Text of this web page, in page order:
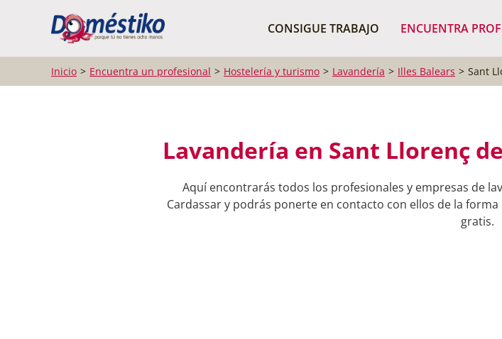
CONSIGUE TRABAJO ENCUENTRA
Inicio Encuentra un profesional Hostelería y turismo Lavandería Illes Balears Sant
Lavandería en Sant Llorenç
Aquí encontrarás todos los profesionales y empresas de
Cardassar y podrás ponerte en contacto con ellos de la
gratis.